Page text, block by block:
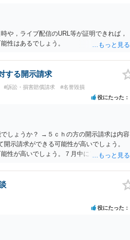
や，ライブ配信のURL等が証明できれば，
性はあるでしょう。
する開示請求
#訴訟・損害賠償請求 #名誉毀損
役にたった
しょうか？ →５ｃｈの方の開示請求は内容
示請求ができる可能性が高いでしょう。
性が高いでしょう。７月中にアカウントが
→訴訟外の交渉で相手方が認めれば負担さ
の弁護士費用が認められる場合と認められ
役にたった